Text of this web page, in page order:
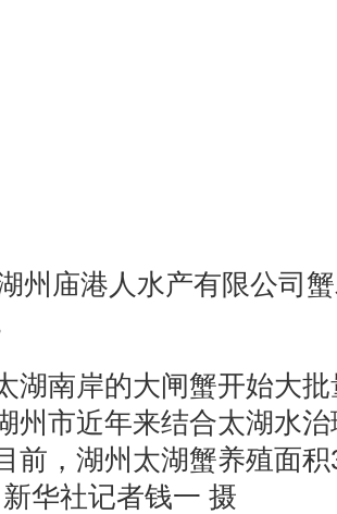
州庙港人水产有限公司
湖南岸的大闸蟹开始大
州市近年来结合太湖水
前，湖州太湖蟹养殖面
华社记者钱一 摄